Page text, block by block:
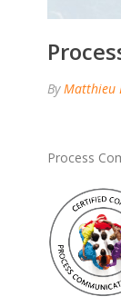
ByMatthieu
Process